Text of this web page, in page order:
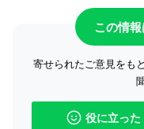
この情
寄せられたご意見をも
役に立った